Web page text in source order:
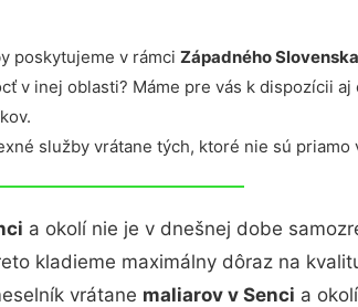
poskytujeme v rámci Západného Slovenska
v inej oblasti? Máme pre vás k dispozícii
služby vrátane tých, ktoré nie sú
a okolí nie je v dnešnej dobe
kladieme maximálny dôraz na
vrátane maliarov v Senci a